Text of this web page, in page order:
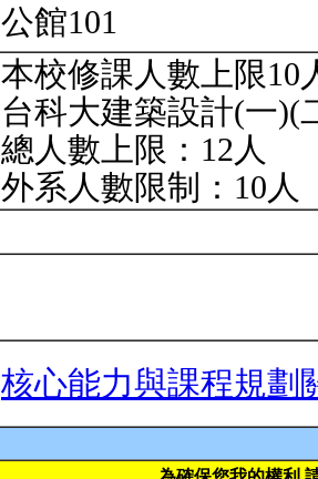
公館101
本校修課人數上限10
台科大建築設計(一)(
總人數上限：12人
外系人數限制：10人
核心能力與課程規劃